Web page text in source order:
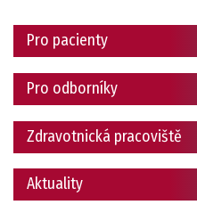
Pro pacienty
Pro odborníky
Zdravotnická pracoviště
Aktuality